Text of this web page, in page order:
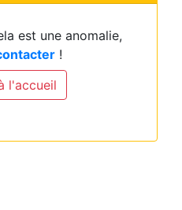
est une anomalie,
!
l'accueil